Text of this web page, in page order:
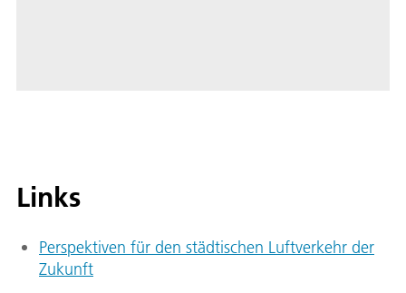
Links
Perspektiven für den städtischen Luftverkehr der
Zukunft